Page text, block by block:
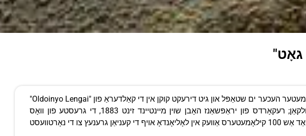
איז 2962 מעטער העכער ים שטאַפּל און גיט דירעקט קוקן אין די קאַלדעראַ פון
טאַנזאַניאַ ס בלויז אַפישאַלי-סערטאַפייד אַקטיוו ווולקאַן, און די וועלט 'ס בלויז קאַרבאָנאַטיטע ווולקאַן; רעקאָרדס פון יראַפּשאַנז האָבן שוין מיינטיינד זינט 1883, די גרעסטע פון ​​וואָס